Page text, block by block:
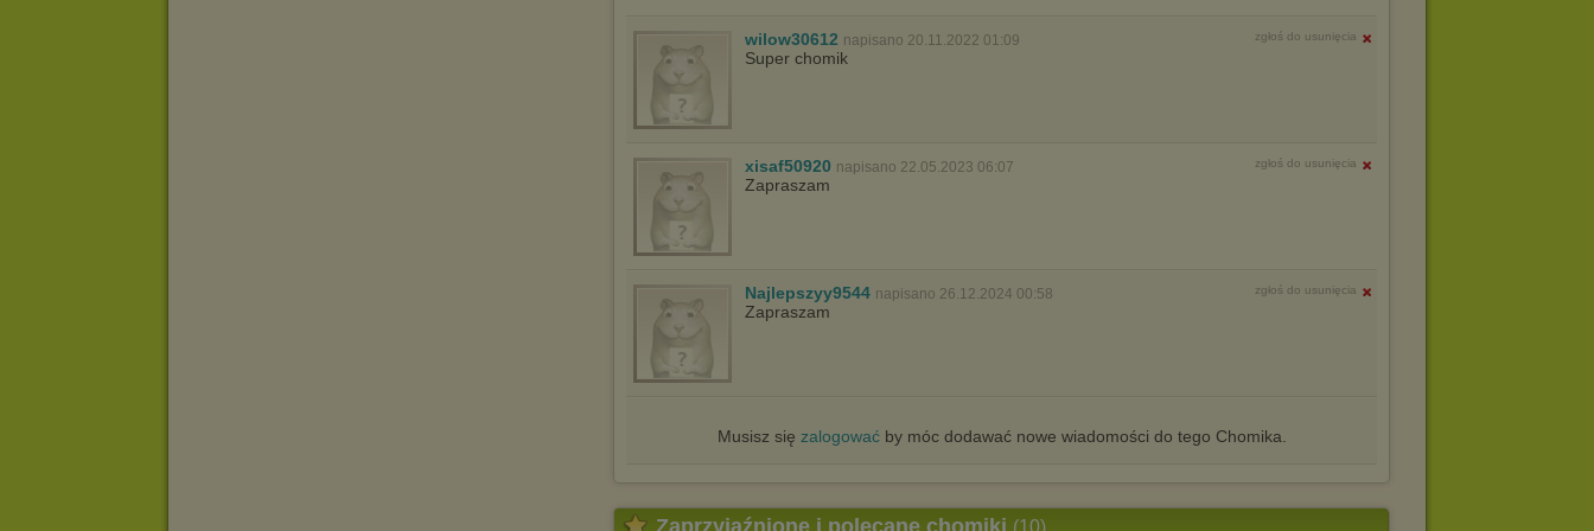
wilow30612 napisano 20.11.2022 01:09 zgłoś do usunięcia
Super chomik
xisaf50920 napisano 22.05.2023 06:07 zgłoś do usunięcia
Zapraszam
Najlepszyy9544 napisano 26.12.2024 00:58 zgłoś do usunięcia
Zapraszam
Musisz się zalogowaćby móc dodawać nowe wiadomości do tego Chomika.
Zaprzyjaźnione i polecane chomiki (10)